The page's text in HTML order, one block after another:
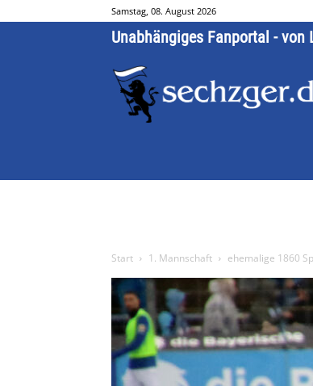
Samstag, 08. August 2026
Unabhängiges Fanportal -
Start 1. Mannschaft ehemalige 1860